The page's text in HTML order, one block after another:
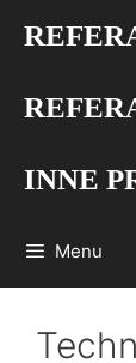
INNE
Menu